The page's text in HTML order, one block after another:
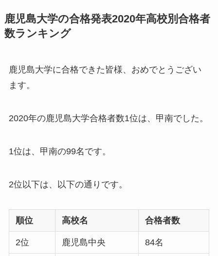
鹿児島大学の合格発表2020年高校別合格者
数ランキング
鹿児島大学に合格できた皆様、おめでとうござい
ます。
2020年の鹿児島大学合格者数1位は、甲南でした。
1位は、甲南の99名 です。
2位以下は、以下の通りです。
順位 高校名 合格者数
2位 鹿児島中央 84名